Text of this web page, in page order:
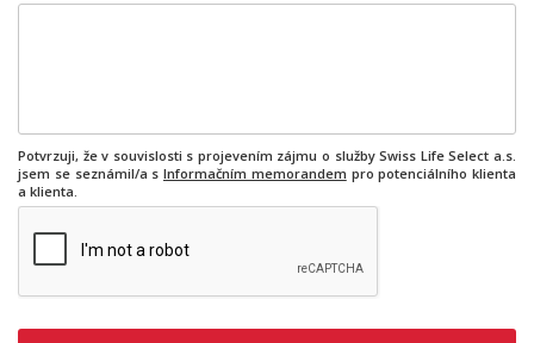
Potvrzuji, že v souvislosti s projevením zájmu o služby Swiss Life Select a.s.
jsem se seznámil/a s Informačním memorandem pro potenciálního klienta
a klienta.